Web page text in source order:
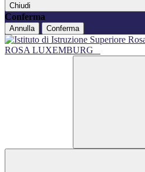
Chiudi
Conferma
Annulla Conferma
ROSA LUXEMBURG